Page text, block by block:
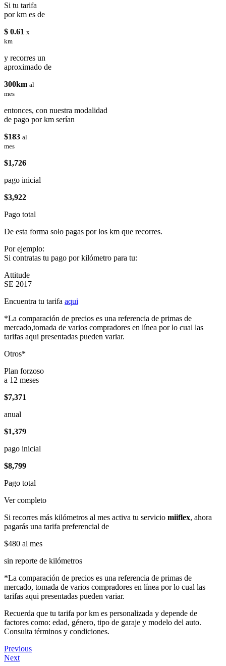
Si tu tarifa
por km es de
$ 0.61 x
km
y recorres un
aproximado de
300km al
mes
entonces, con nuestra modalidad
de pago por km serían
$183 al
mes
$1,726
pago inicial
$3,922
Pago total
De esta forma solo pagas por los km que recorres.
Por ejemplo:
Si contratas tu pago por kilómetro para tu:
Attitude
SE 2017
Encuentra tu tarifa aqui
*La comparación de precios es una referencia de primas de
mercado,tomada de varios compradores en línea por lo cual las
tarifas aqui presentadas pueden variar.
Otros*
Plan forzoso
a 12 meses
$7,371
anual
$1,379
pago inicial
$8,799
Pago total
Ver completo
Si recorres más kilómetros al mes activa tu servicio miiflex, ahora
pagarás una tarifa preferencial de
$480 al mes
sin reporte de kilómetros
*La comparación de precios es una referencia de primas de
mercado, tomada de varios compradores en línea por lo cual las
tarifas aqui presentadas pueden variar.
Recuerda que tu tarifa por km es personalizada y depende de
factores como: edad, género, tipo de garaje y modelo del auto.
Consulta términos y condiciones.
Previous
Next